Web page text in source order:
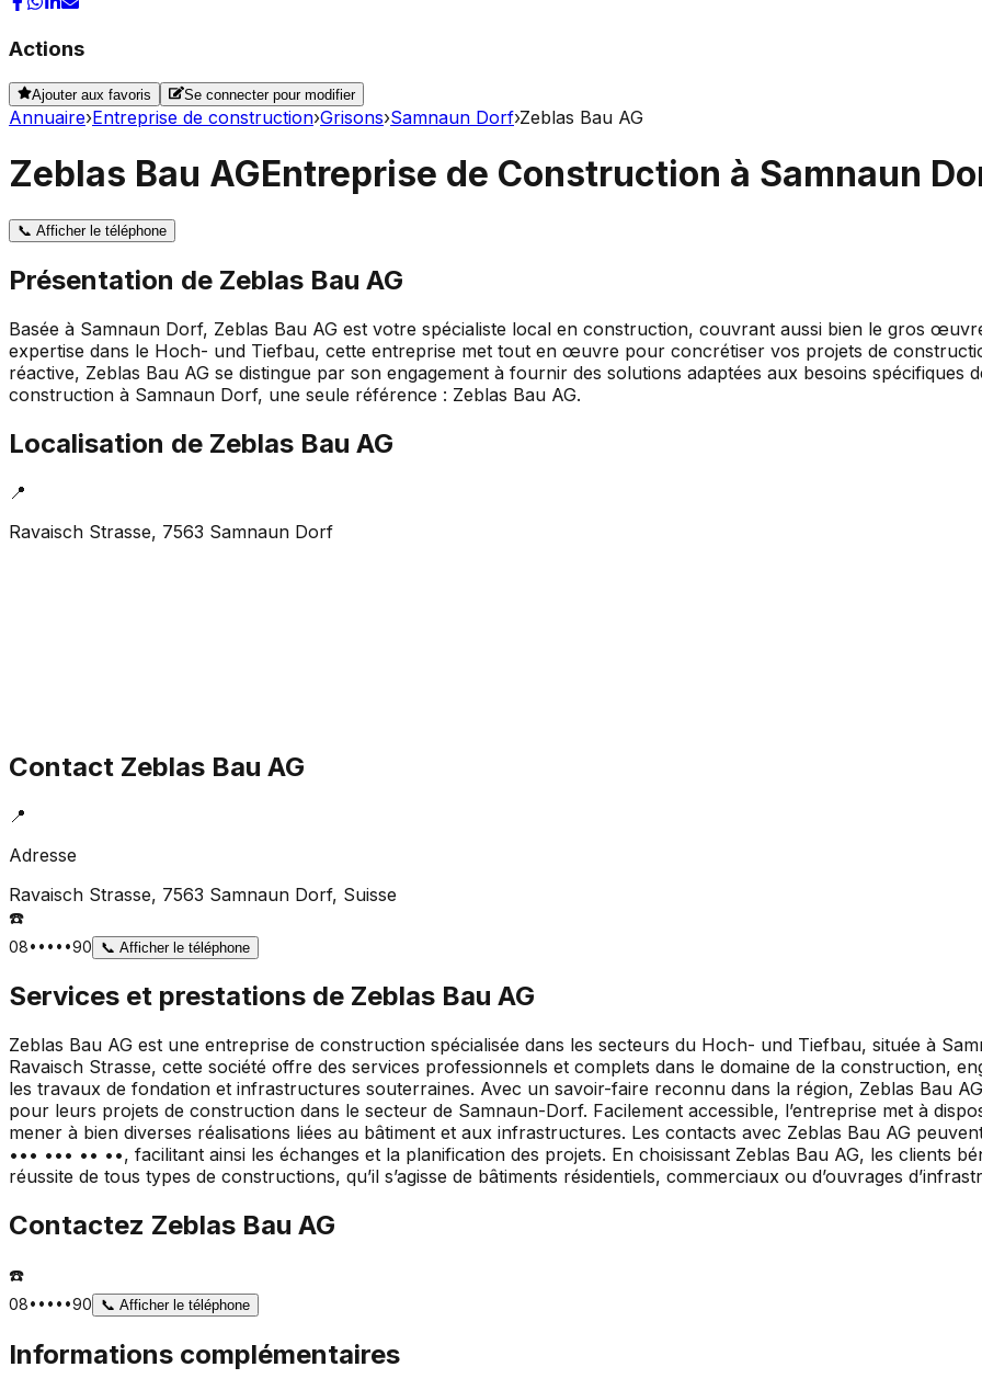
Actions
Ajouter aux favoris Se connecter pour modifier
Annuaire›Entreprise de construction›Grisons›Samnaun Dorf›Zeblas Bau AG
Zeblas Bau AGEntreprise de Construction à Samnaun
📞 Afficher le téléphone
Présentation de Zeblas Bau AG
Basée à Samnaun Dorf, Zeblas Bau AG est votre spécialiste local en construction, couvrant aussi bien le gros
expertise dans le Hoch- und Tiefbau, cette entreprise met tout en œuvre pour concrétiser vos projets de
réactive, Zeblas Bau AG se distingue par son engagement à fournir des solutions adaptées aux besoins spécifiques
construction à Samnaun Dorf, une seule référence : Zeblas Bau AG.
Localisation de Zeblas Bau AG
📍
Ravaisch Strasse, 7563 Samnaun Dorf
Contact Zeblas Bau AG
📍
Adresse
Ravaisch Strasse, 7563 Samnaun Dorf, Suisse
☎️
08•••••90 📞 Afficher le téléphone
Services et prestations de Zeblas Bau AG
Zeblas Bau AG est une entreprise de construction spécialisée dans les secteurs du Hoch- und Tiefbau, située à
Ravaisch Strasse, cette société offre des services professionnels et complets dans le domaine de la construction,
les travaux de fondation et infrastructures souterraines. Avec un savoir-faire reconnu dans la région, Zeblas Bau
pour leurs projets de construction dans le secteur de Samnaun-Dorf. Facilement accessible, l’entreprise met à
mener à bien diverses réalisations liées au bâtiment et aux infrastructures. Les contacts avec Zeblas Bau AG
••• ••• •• ••, facilitant ainsi les échanges et la planification des projets. En choisissant Zeblas Bau AG, les clients
réussite de tous types de constructions, qu’il s’agisse de bâtiments résidentiels, commerciaux ou d’ouvrages
Contactez Zeblas Bau AG
☎️
08•••••90 📞 Afficher le téléphone
Informations complémentaires